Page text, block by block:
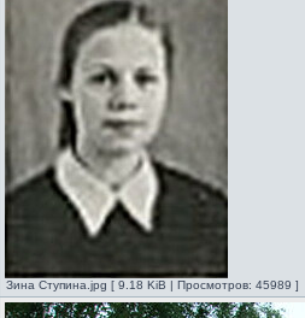
Зина Ступина.jpg [ 9.18 KiB | Просмотров: 45989 ]